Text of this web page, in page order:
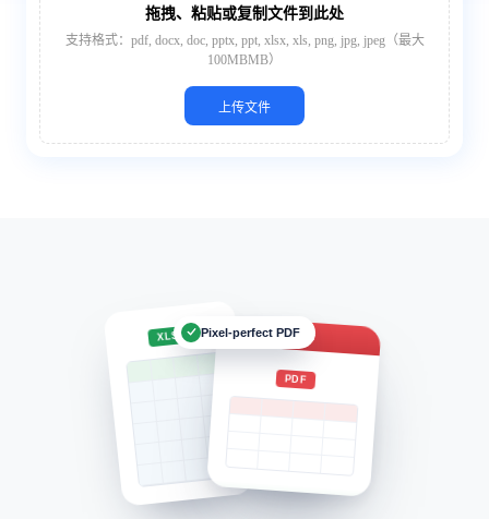
拖拽、粘贴或复制文件到此处
支持格式：pdf, docx, doc, pptx, ppt, xlsx, xls, png, jpg, jpeg（最大
100MBMB）
上传文件
Pixel-perfect PDF
XLSX Report.pdf
PDF